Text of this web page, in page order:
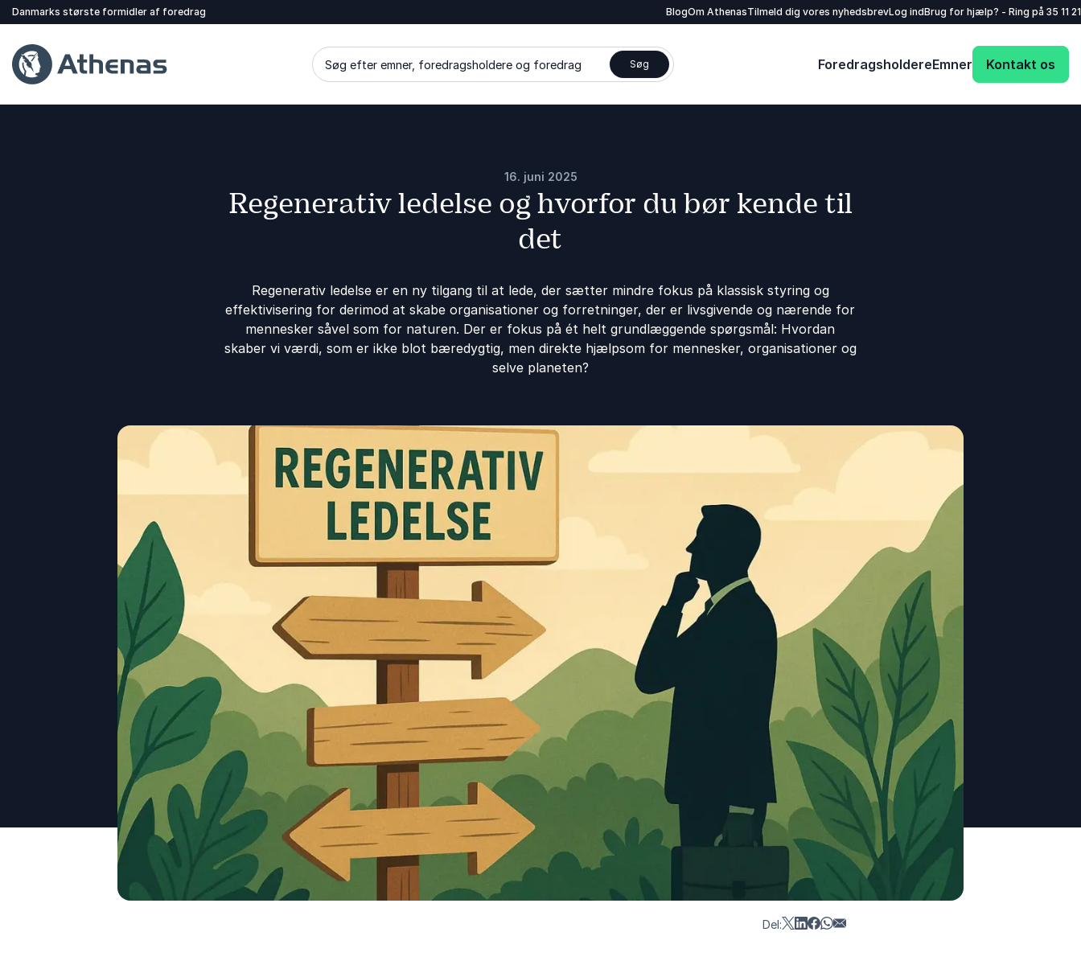
Danmarks største formidler af foredrag BlogOm AthenasTilmeld dig vores nyhedsbrevLog indBrug for hjælp? - Ring på 35 11
Søg efter emner, foredragsholdere og foredrag Søg ForedragsholdereEmner Kontakt os
16. juni 2025
Regenerativ ledelse og hvorfor du bør kende til
det
Regenerativ ledelse er en ny tilgang til at lede, der sætter mindre fokus på klassisk styring og
effektivisering for derimod at skabe organisationer og forretninger, der er livsgivende og nærende for
mennesker såvel som for naturen. Der er fokus på ét helt grundlæggende spørgsmål: Hvordan
skaber vi værdi, som er ikke blot bæredygtig, men direkte hjælpsom for mennesker, organisationer og
selve planeten?
Del: